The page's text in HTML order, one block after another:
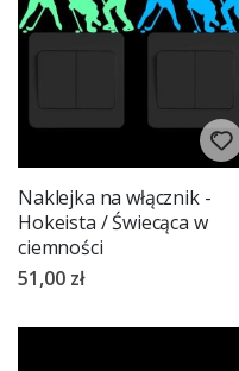
Naklejka na włącznik -
Hokeista / Świecąca w
ciemności
51,00 zł